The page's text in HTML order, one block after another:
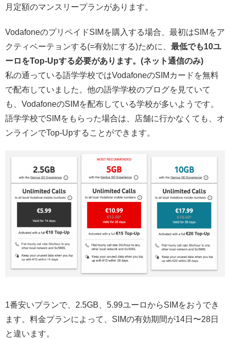
月定額のマンスリープランがあります。
VodafoneのプリペイドSIMを購入する場合、最初はSIMをア
クティベーテョンする(=有効にする)ために、 最低でも10ユ
ーロをTop-Upする必要があります。(ネット通信のみ)
私の通っている語学学校ではVodafoneのSIMカードを無料
で配布していました。他の語学学校のブログを見ていて
も、VodafoneのSIMを配布している学校が多いようです。
語学学校でSIMをもらった場合は、店舗に行かなくても、オ
ンラインでTop-Upすることができます。
1番安いプランで、2.5GB、5.99ユーロからSIMをおうでき
ます。料金プランによって、SIMの有効期間が14日〜28日
と違います。